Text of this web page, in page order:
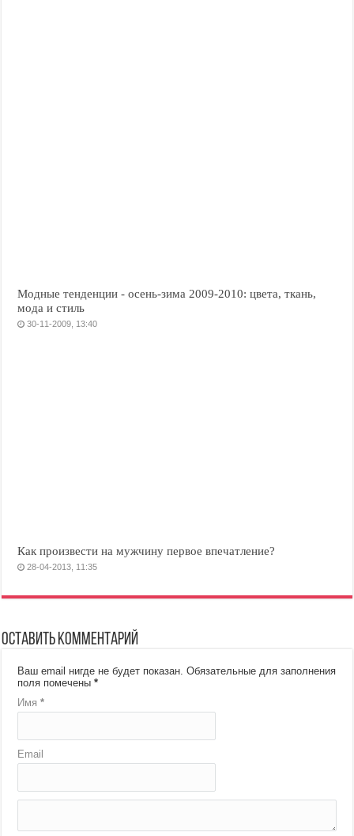
Модные тенденции - осень-зима 2009-2010: цвета, ткань,
мода и стиль
30-11-2009, 13:40
Как произвести на мужчину первое впечатление?
28-04-2013, 11:35
Оставить комментарий
Ваш email нигде не будет показан. Обязательные для заполнения
поля помечены*
Имя*
Email